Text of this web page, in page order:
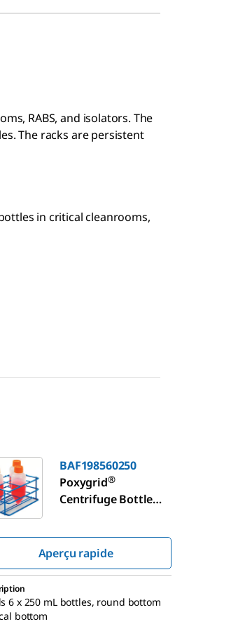
RABS, and isolators. The
The racks are persistent
in critical cleanrooms,
BAF198560250
Poxygrid®
Centrifuge Bottle
Aperçu rapide
6 x 250 mL bottles, round bottom
bottom